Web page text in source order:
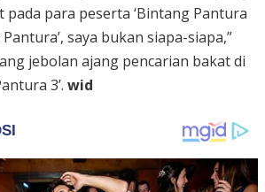
pada para peserta ‘Bintang Pantura
Pantura’, saya bukan siapa-siapa,”
jebolan ajang pencarian bakat di
3’. wid